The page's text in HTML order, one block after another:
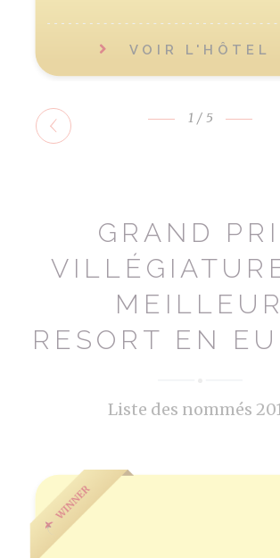
VOIR L'HÔTEL
1 /5
GRAND
MEILLEUR
RESORT EN
Liste des nommés